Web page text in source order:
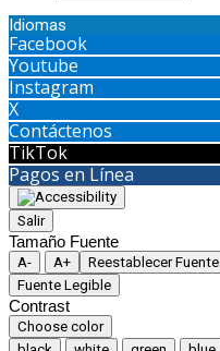
Idiomas
Facebook
Youtube
Instagram
X
Contáctenos
TikTok
Pagos en Línea
Salir
Tamaño Fuente
A- A+
Reestablecer Fuente
Fuente Legible
Contrast
Choose color